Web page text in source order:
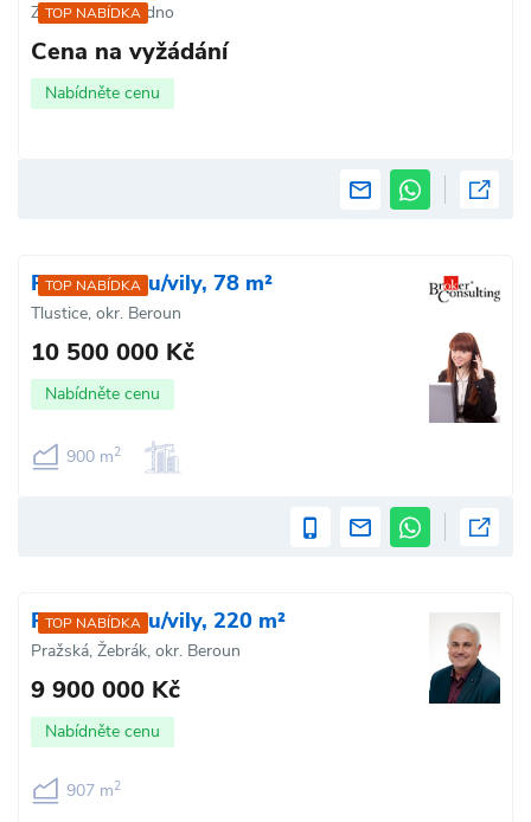
TOP NABÍDKA
Zlonice, okr. Kladno
Cena na vyžádání
Nabídněte cenu
TOP NABÍDKA
Prodej domu/vily, 78 m²
Tlustice, okr. Beroun
10 500 000 Kč
Nabídněte cenu
900 m2
TOP NABÍDKA
Prodej domu/vily, 220 m²
Pražská, Žebrák, okr. Beroun
9 900 000 Kč
Nabídněte cenu
907 m2